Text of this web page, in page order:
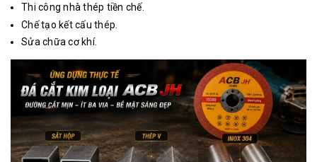
Thi công nhà thép tiền chế.
Chế tạo kết cấu thép.
Sửa chữa cơ khí.